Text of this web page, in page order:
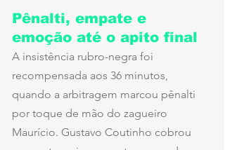
Pênalti, empate e
emoção até o apito final
A insistência rubro-negra foi
recompensada aos 36 minutos,
quando a arbitragem marcou pênalti
por toque de mão do zagueiro
Maurício. Gustavo Coutinho cobrou